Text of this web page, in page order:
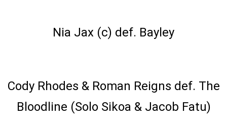
Nia Jax (c) def. Bayley
Cody Rhodes & Roman Reigns def. The
Bloodline (Solo Sikoa & Jacob Fatu)